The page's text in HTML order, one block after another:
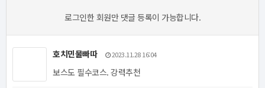
로그인한 회원만 댓글 등록이 가능합니다.
호치민물빠따 2023.11.28 16:04
보스도 필수코스. 강력추천